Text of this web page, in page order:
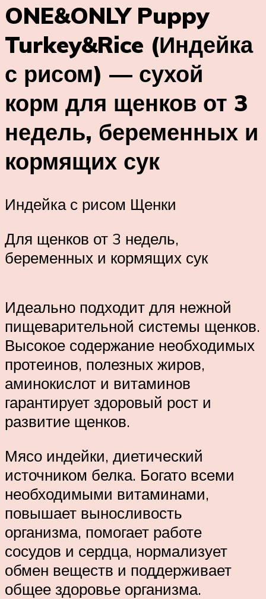
ONE&ONLY Puppy
Turkey&Rice (Индейка
с рисом) — сухой
корм для щенков от 3
недель, беременных и
кормящих сук
Индейка с рисом Щенки
Для щенков от 3 недель,
беременных и кормящих сук
Идеально подходит для нежной
пищеварительной системы щенков.
Высокое содержание необходимых
протеинов, полезных жиров,
аминокислот и витаминов
гарантирует здоровый рост и
развитие щенков.
Мясо индейки, диетический
источником белка. Богато всеми
необходимыми витаминами,
повышает выносливость
организма, помогает работе
сосудов и сердца, нормализует
обмен веществ и поддерживает
общее здоровье организма.